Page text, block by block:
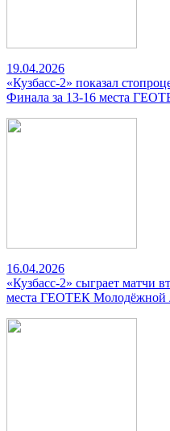
19.04.2026
«Кузбасс-2» показал
Финала за 13-16 места
16.04.2026
«Кузбасс-2» сыграет матчи
места ГЕОТЕК Молодёжной